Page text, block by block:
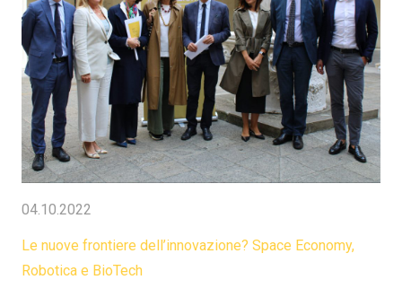
04.10.2022
Le nuove frontiere dell’innovazione? Space Economy,
Robotica e BioTech